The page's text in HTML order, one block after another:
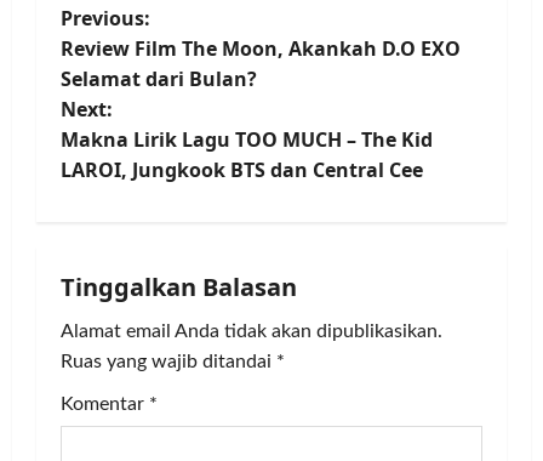
P
o
s
t
a
v
i
g
Previous:
Review Film The Moon, Akankah D.O EXO
Selamat dari Bulan?
Next:
Makna Lirik Lagu TOO MUCH – The Kid
LAROI, Jungkook BTS dan Central Cee
Tinggalkan Balasan
Alamat email Anda tidak akan dipublikasikan.
Ruas yang wajib ditandai *
Komentar *